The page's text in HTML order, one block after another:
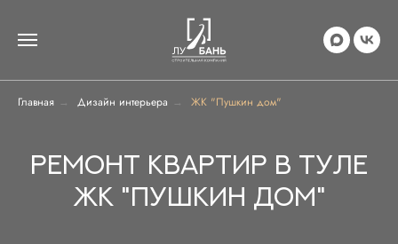
Главная → Дизайн интерьера → ЖК "Пушкин дом"
РЕМОНТ КВАРТИР В ТУЛЕ
ЖК "ПУШКИН ДОМ"